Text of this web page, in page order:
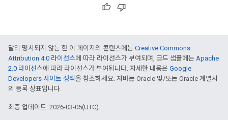
달리 명시되지 않는 한 이 페이지의 콘텐츠에는 Creative Commons
Attribution 4.0 라이선스에 따라 라이선스가 부여되며, 코드 샘플에는 Apache
2.0 라이선스에 따라 라이선스가 부여됩니다. 자세한 내용은 Google
Developers 사이트 정책을 참조하세요. 자바는 Oracle 및/또는 Oracle 계열사
의 등록 상표입니다.
최종 업데이트: 2026-03-05(UTC)